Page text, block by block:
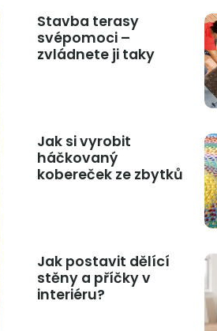
Stavba terasy
svépomoci –
zvládnete ji taky
Jak si vyrobit
háčkovaný
kobereček ze zbytků
Jak postavit dělící
stěny a příčky v
interiéru?